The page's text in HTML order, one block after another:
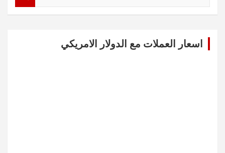
اسعار العملات مع الدولار الامريكي